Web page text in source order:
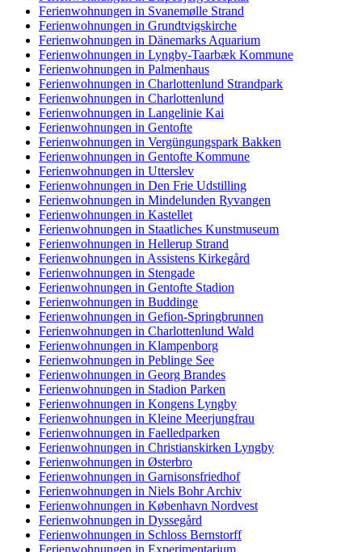
Ferienwohnungen in Svanemølle Strand
Ferienwohnungen in Grundtvigskirche
Ferienwohnungen in Dänemarks Aquarium
Ferienwohnungen in Lyngby-Taarbæk Kommune
Ferienwohnungen in Palmenhaus
Ferienwohnungen in Charlottenlund Strandpark
Ferienwohnungen in Charlottenlund
Ferienwohnungen in Langelinie Kai
Ferienwohnungen in Gentofte
Ferienwohnungen in Vergüngungspark Bakken
Ferienwohnungen in Gentofte Kommune
Ferienwohnungen in Utterslev
Ferienwohnungen in Den Frie Udstilling
Ferienwohnungen in Mindelunden Ryvangen
Ferienwohnungen in Kastellet
Ferienwohnungen in Staatliches Kunstmuseum
Ferienwohnungen in Hellerup Strand
Ferienwohnungen in Assistens Kirkegård
Ferienwohnungen in Stengade
Ferienwohnungen in Gentofte Stadion
Ferienwohnungen in Buddinge
Ferienwohnungen in Gefion-Springbrunnen
Ferienwohnungen in Charlottenlund Wald
Ferienwohnungen in Klampenborg
Ferienwohnungen in Peblinge See
Ferienwohnungen in Georg Brandes
Ferienwohnungen in Stadion Parken
Ferienwohnungen in Kongens Lyngby
Ferienwohnungen in Kleine Meerjungfrau
Ferienwohnungen in Faelledparken
Ferienwohnungen in Christianskirken Lyngby
Ferienwohnungen in Østerbro
Ferienwohnungen in Garnisonsfriedhof
Ferienwohnungen in Niels Bohr Archiv
Ferienwohnungen in København Nordvest
Ferienwohnungen in Dyssegård
Ferienwohnungen in Schloss Bernstorff
Ferienwohnungen in Experimentarium